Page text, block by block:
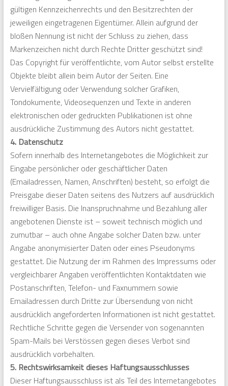
gültigen Kennzeichenrechts und den Besitzrechten der
jeweiligen eingetragenen Eigentümer. Allein aufgrund der
bloßen Nennung ist nicht der Schluss zu ziehen, dass
Markenzeichen nicht durch Rechte Dritter geschützt sind!
Das Copyright für veröffentlichte, vom Autor selbst erstellte
Objekte bleibt allein beim Autor der Seiten. Eine
Vervielfältigung oder Verwendung solcher Grafiken,
Tondokumente, Videosequenzen und Texte in anderen
elektronischen oder gedruckten Publikationen ist ohne
ausdrückliche Zustimmung des Autors nicht gestattet.
4. Datenschutz
Sofern innerhalb des Internetangebotes die Möglichkeit zur
Eingabe persönlicher oder geschäftlicher Daten
(Emailadressen, Namen, Anschriften) besteht, so erfolgt die
Preisgabe dieser Daten seitens des Nutzers auf ausdrücklich
freiwilliger Basis. Die Inanspruchnahme und Bezahlung aller
angebotenen Dienste ist – soweit technisch möglich und
zumutbar – auch ohne Angabe solcher Daten bzw. unter
Angabe anonymisierter Daten oder eines Pseudonyms
gestattet. Die Nutzung der im Rahmen des Impressums oder
vergleichbarer Angaben veröffentlichten Kontaktdaten wie
Postanschriften, Telefon- und Faxnummern sowie
Emailadressen durch Dritte zur Übersendung von nicht
ausdrücklich angeforderten Informationen ist nicht gestattet.
Rechtliche Schritte gegen die Versender von sogenannten
Spam-Mails bei Verstössen gegen dieses Verbot sind
ausdrücklich vorbehalten.
5. Rechtswirksamkeit dieses Haftungsausschlusses
Dieser Haftungsausschluss ist als Teil des Internetangebotes